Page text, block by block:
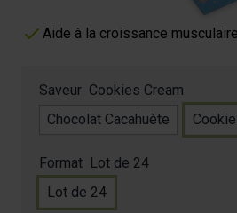
Aide à la croissance musculaire
Saveur Cookies Cream
Chocolat Cacahuète
Format Lot de 24
Lot de 24